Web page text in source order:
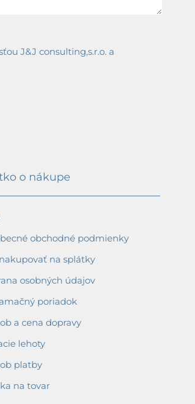
J&J consulting,s.r.o. a
o nákupe
obchodné podmienky
na splátky
osobných údajov
poriadok
a cena dopravy
lehoty
platby
na tovar